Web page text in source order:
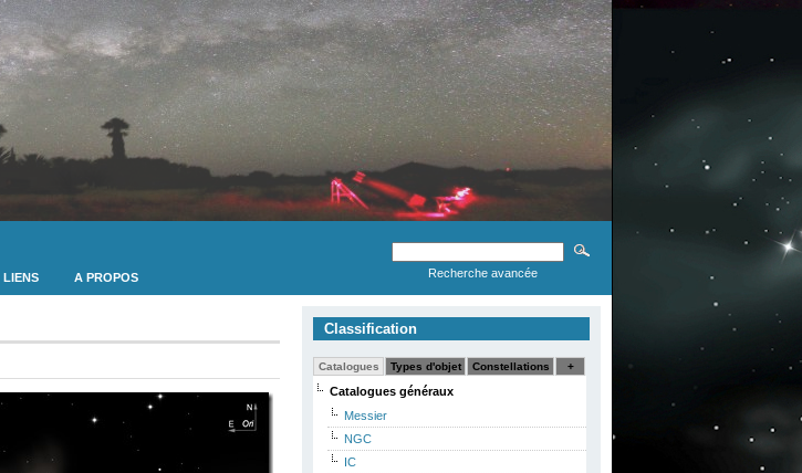
Recherche avancée
LIENS A PROPOS
Classification
Catalogues Types d'objet Constellations +
Catalogues généraux
Messier
NGC
IC